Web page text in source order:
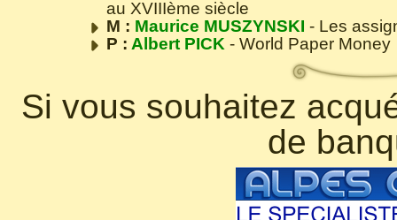
au XVIIIème siècle
M : Maurice MUSZYNSKI - Les
P : Albert PICK - World Paper Money
Si vous souhaitez
de